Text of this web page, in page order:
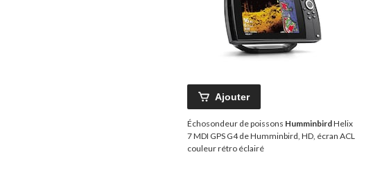
Ajouter
Échosondeur de poissons HumminbirdHelix
7 MDI GPS G4 de Humminbird, HD, écran ACL
couleur rétro éclairé